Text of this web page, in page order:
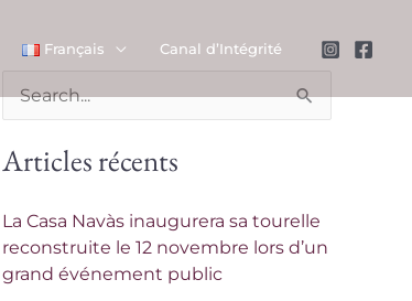
Français Canal d’Intégrité
R
c
e
r
Articles récents
La Casa Navàs inaugurera sa tourelle
reconstruite le 12 novembre lors d’un
grand événement public